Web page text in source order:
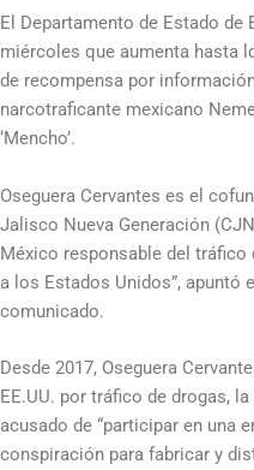
El Departamento de Estado
miércoles que aumenta hasta
de recompensa por
narcotraficante mexicano
‘Mencho’.
Oseguera Cervantes es el
Jalisco Nueva Generación
México responsable del
a los Estados Unidos”, apuntó
comunicado.
Desde 2017, Oseguera
EE.UU. por tráfico de drogas,
acusado de “participar en una
conspiración para fabricar y